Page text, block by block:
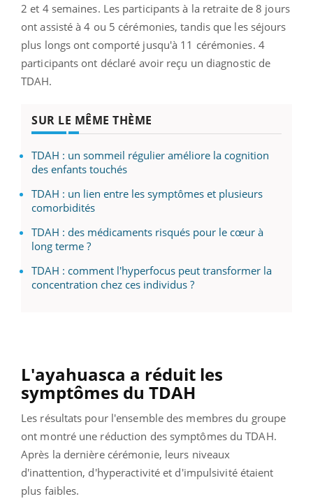
2 et 4 semaines. Les participants à la retraite de 8 jours
ont assisté à 4 ou 5 cérémonies, tandis que les séjours
plus longs ont comporté jusqu'à 11 cérémonies. 4
participants ont déclaré avoir reçu un diagnostic de
TDAH.
SUR LE MÊME THÈME
TDAH : un sommeil régulier améliore la cognition
des enfants touchés
TDAH : un lien entre les symptômes et plusieurs
comorbidités
TDAH : des médicaments risqués pour le cœur à
long terme ?
TDAH : comment l'hyperfocus peut transformer la
concentration chez ces individus ?
L'ayahuasca a réduit les
symptômes du TDAH
Les résultats pour l'ensemble des membres du groupe
ont montré une réduction des symptômes du TDAH.
Après la dernière cérémonie, leurs niveaux
d'inattention, d'hyperactivité et d'impulsivité étaient
plus faibles.